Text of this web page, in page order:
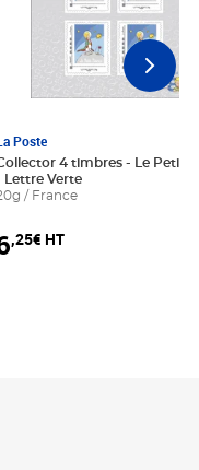
au panier
Poste
4 timbres - Le Petit
Lettre Verte
/ France
,25€ HT